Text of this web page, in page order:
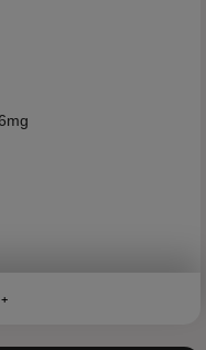
Afficher plus +